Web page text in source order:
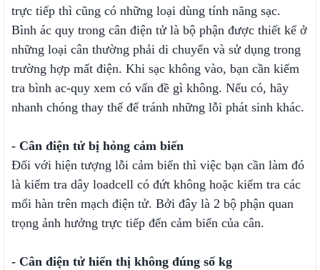
trực tiếp thì cũng có những loại dùng tính năng sạc.
Bình ác quy trong cân điện tử là bộ phận được thiết kế ở
những loại cân thường phải di chuyển và sử dụng trong
trường hợp mất điện. Khi sạc không vào, bạn cần kiểm
tra bình ac-quy xem có vấn đề gì không. Nếu có, hãy
nhanh chóng thay thế để tránh những lỗi phát sinh khác.
- Cân điện tử bị hỏng cảm biến
Đối với hiện tượng lỗi cảm biến thì việc bạn cần làm đó
là kiểm tra dây loadcell có đứt không hoặc kiểm tra các
mối hàn trên mạch điện tử. Bởi đây là 2 bộ phận quan
trọng ảnh hưởng trực tiếp đến cảm biến của cân.
- Cân điện tử hiển thị không đúng số kg